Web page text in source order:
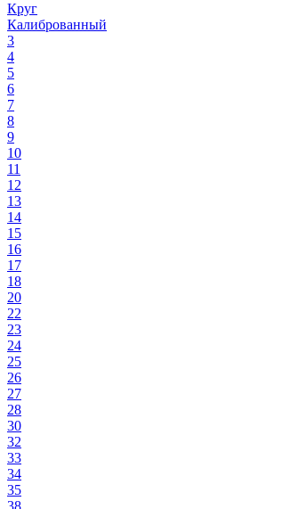
Круг
Калиброванный
3
4
5
6
7
8
9
10
11
12
13
14
15
16
17
18
20
22
23
24
25
26
27
28
30
32
33
34
35
38